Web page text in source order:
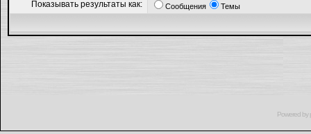
Показывать результаты как: Сообщения Темы
Powered by